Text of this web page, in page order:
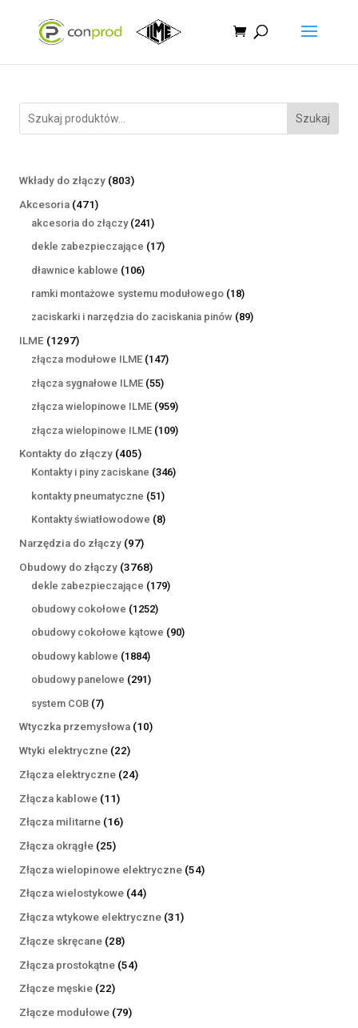
Szukaj
Wkłady do złączy 803803
Akcesoria 471471
produktów
akcesoria do złączy 241241
produktów
dekle zabezpieczające 1717
dławnice kablowe 106106
produktów
ramki montażowe systemu modułowego 1818
produktów
zaciskarki i narzędzia do zaciskania pinów 8989
ILME 12971297
produktów
złącza modułowe ILME 147147
złącza sygnałowe ILME 5555
produktów
złącza wielopinowe ILME 959959
produktów
złącza wielopinowe ILME 109109
Kontakty do złączy 405405
produktów
Kontakty i piny zaciskane 346346
kontakty pneumatyczne 5151
produktów
Kontakty światłowodowe 88
Narzędzia do złączy 9797
produktów
Obudowy do złączy 37683768
produktów
dekle zabezpieczające 179179
obudowy cokołowe 12521252
produkty
obudowy cokołowe kątowe 9090
obudowy kablowe 18841884
produkty
obudowy panelowe 291291
system COB 77
produktów
Wtyczka przemysłowa 1010
Wtyki elektryczne 2222
produkty
Złącza elektryczne 2424
Złącza kablowe 1111
produktów
Złącza militarne 1616
Złącza okrągłe 2525
produktów
Złącza wielopinowe elektryczne 5454
Złącza wielostykowe 4444
produkty
Złącza wtykowe elektryczne 3131
Złącze skręcane 2828
produktów
Złącza prostokątne 5454
Złącze męskie 2222
produkty
Złącze modułowe 7979